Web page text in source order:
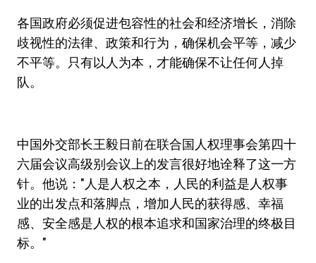
各国政府必须促进包容性的社会和经济增长，消除
歧视性的法律、政策和行为，确保机会平等，减少
不平等。只有以人为本，才能确保不让任何人掉
队。
中国外交部长王毅日前在联合国人权理事会第四十
六届会议高级别会议上的发言很好地诠释了这一方
针。他说："人是人权之本，人民的利益是人权事
业的出发点和落脚点，增加人民的获得感、幸福
感、安全感是人权的根本追求和国家治理的终极目
标。"